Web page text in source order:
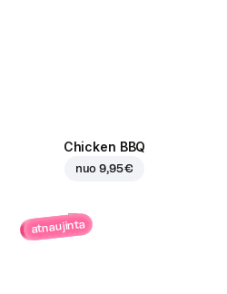
Chicken BBQ
nuo9,95 €
atnaujinta